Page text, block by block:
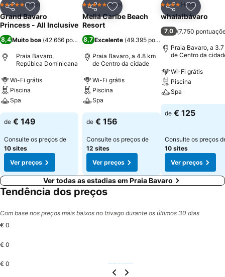
PartilharAdicionar aos favoritos
5 EstrelasHotel
Grand Bavaro
Princess - All Inclusive
8,4Muito boa (42.666 pontuações)
Praia Bavaro,
Repúbica Dominicana
Wi-Fi grátis
Piscina
Spa
de € 149
Consulte os preços de
10 sites
Ver preços
PartilharAdicionar aos favoritos
5 EstrelasHotel
Meliá Caribe Beach
Resort
8,7 Excelente (49.395 pontuações
Praia Bavaro, a 4.8 km
de Centro da cidade
Wi-Fi grátis
Piscina
Spa
de € 156
Consulte os preços de
12 sites
Ver preços
Partilhar
4 EstrelasHotel
whala!bávaro
7,0 (7.750
Praia Bavaro, a
de Centro da
Wi-Fi grátis
Piscina
Spa
de € 125
Consulte os preços
10 sites
Ver preços
Ver todas as estadias em Praia Bavaro
Tendência dos preços
Com base nos preços mais baixos no trivago durante os últimos 30 dias
€ 0
€ 0
€ 0